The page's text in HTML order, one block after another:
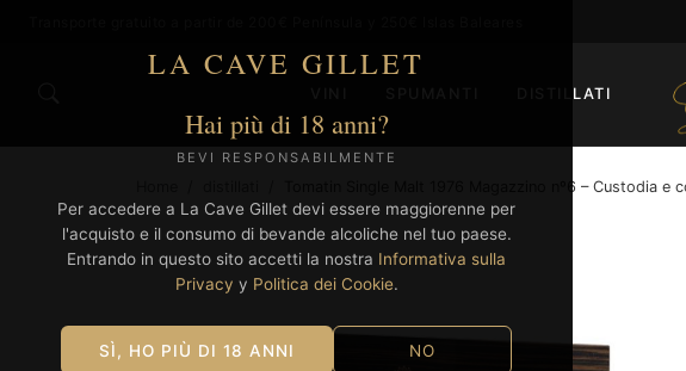
LA CAVE GILLET
Hai più di 18 anni?
BEVI RESPONSABILMENTE
Per accedere a La Cave Gillet devi essere maggiorenne per
l'acquisto e il consumo di bevande alcoliche nel tuo paese.
Entrando in questo sito accetti la nostra Informativa sulla
Privacy y Politica dei Cookie.
SÌ, HO PIÙ DI 18 ANNI NO
DISTILLATI
Tomatin Single Malt 1976 Magazzino nº6 – Custodia e